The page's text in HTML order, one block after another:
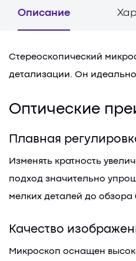
Описание
Стереоскопический
детализации. Он
Оптические
Плавная
Изменять кратность
подход значительно
мелких деталей до
Качество
Микроскоп оснащен